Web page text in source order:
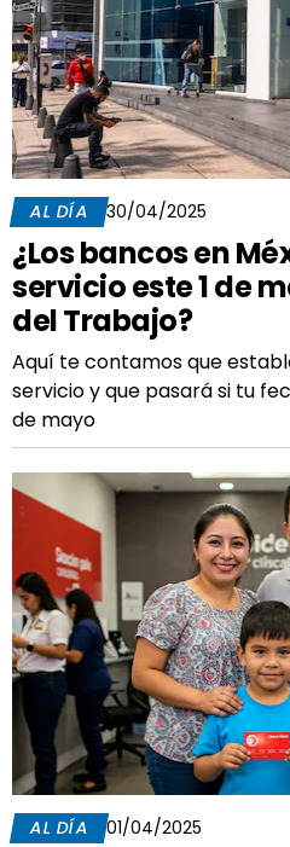
AL DÍA 30/04/2025
¿Los bancos en
servicio este 1 de
del Trabajo?
Aquí te contamos que
servicio y que pasará si tu
de mayo
AL DÍA 01/04/2025